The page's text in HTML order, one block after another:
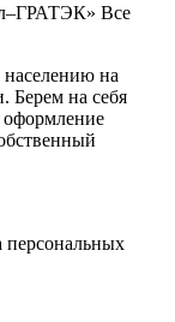
Все
населению на
Берем на себя
оформление
персональных